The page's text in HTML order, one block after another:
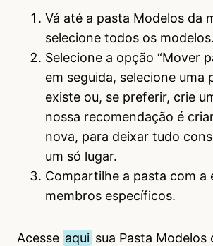
Vá até a pasta Modelos da
selecione todos os modelos.
Selecione a opção “Mover
em seguida, selecione uma
existe ou, se preferir, crie
nossa recomendação é
nova, para deixar tudo
um só lugar.
Compartilhe a pasta com a
membros específicos.
Acesse aqui sua Pasta Modelos